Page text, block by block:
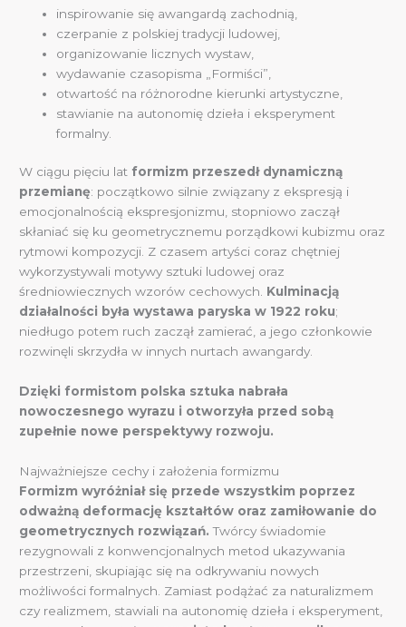
inspirowanie się awangardą zachodnią,
czerpanie z polskiej tradycji ludowej,
organizowanie licznych wystaw,
wydawanie czasopisma „Formiści”,
otwartość na różnorodne kierunki artystyczne,
stawianie na autonomię dzieła i eksperyment
formalny.
W ciągu pięciu lat formizm przeszedł dynamiczną
przemianę: początkowo silnie związany z ekspresją i
emocjonalnością ekspresjonizmu, stopniowo zaczął
skłaniać się ku geometrycznemu porządkowi kubizmu oraz
rytmowi kompozycji. Z czasem artyści coraz chętniej
wykorzystywali motywy sztuki ludowej oraz
średniowiecznych wzorów cechowych. Kulminacją
działalności była wystawa paryska w 1922 roku;
niedługo potem ruch zaczął zamierać, a jego członkowie
rozwinęli skrzydła w innych nurtach awangardy.
Dzięki formistom polska sztuka nabrała
nowoczesnego wyrazu i otworzyła przed sobą
zupełnie nowe perspektywy rozwoju.
Najważniejsze cechy i założenia formizmu
Formizm wyróżniał się przede wszystkim poprzez
odważną deformację kształtów oraz zamiłowanie do
geometrycznych rozwiązań. Twórcy świadomie
rezygnowali z konwencjonalnych metod ukazywania
przestrzeni, skupiając się na odkrywaniu nowych
możliwości formalnych. Zamiast podążać za naturalizmem
czy realizmem, stawiali na autonomię dzieła i eksperyment,